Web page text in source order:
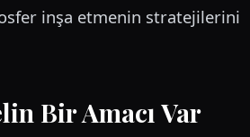
inşa etmenin stratejilerini
Bir Amacı Var